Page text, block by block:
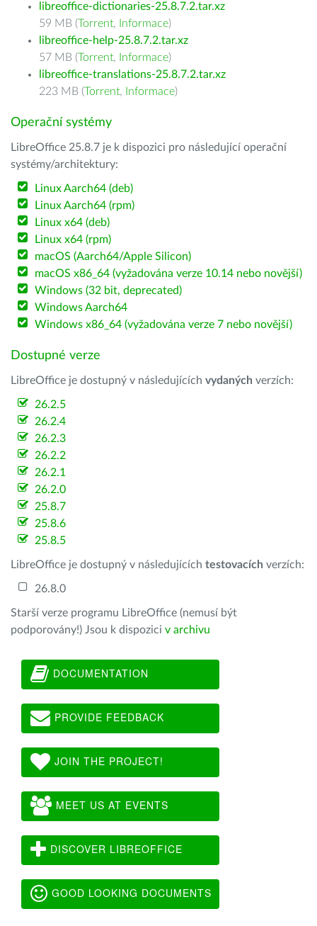
libreoffice-dictionaries-25.8.7.2.tar.xz
59 MB (Torrent, Informace)
libreoffice-help-25.8.7.2.tar.xz
57 MB (Torrent, Informace)
libreoffice-translations-25.8.7.2.tar.xz
223 MB (Torrent, Informace)
Operační systémy
LibreOffice 25.8.7 je k dispozici pro následující operační
systémy/architektury:
Linux Aarch64 (deb)
Linux Aarch64 (rpm)
Linux x64 (deb)
Linux x64 (rpm)
macOS (Aarch64/Apple Silicon)
macOS x86_64 (vyžadována verze 10.14 nebo novější)
Windows (32 bit, deprecated)
Windows Aarch64
Windows x86_64 (vyžadována verze 7 nebo novější)
Dostupné verze
LibreOffice je dostupný v následujících vydaných verzích:
26.2.5
26.2.4
26.2.3
26.2.2
26.2.1
26.2.0
25.8.7
25.8.6
25.8.5
LibreOffice je dostupný v následujících testovacích verzích:
26.8.0
Starší verze programu LibreOffice (nemusí být
podporovány!) Jsou k dispozici v archivu
DOCUMENTATION
PROVIDE FEEDBACK
JOIN THE PROJECT!
MEET US AT EVENTS
DISCOVER LIBREOFFICE
GOOD LOOKING DOCUMENTS